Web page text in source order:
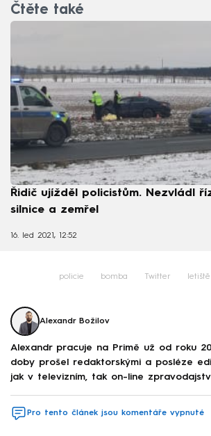
Čtěte také
Řidič ujížděl policistům. Nezvládl
silnice a zemřel
16. led 2021, 12:52
policie bomba Twitter letiště
Alexandr Božilov
Alexandr pracuje na Primě už od roku
doby prošel redaktorskými a posléze
jak v televizním, tak on-line
Pro tento článek jsou komentáře vypnuté